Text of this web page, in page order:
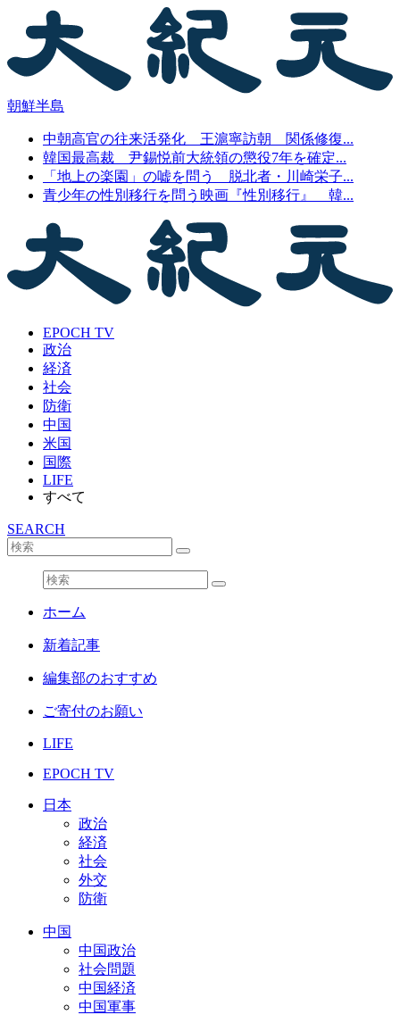
朝鮮半島
中朝高官の往来活発化 王滬寧訪朝 関係修復...
韓国最高裁 尹錫悦前大統領の懲役7年を確定...
「地上の楽園」の嘘を問う 脱北者・川崎栄子...
青少年の性別移行を問う映画『性別移行』 韓...
EPOCH TV
政治
経済
社会
防衛
中国
米国
国際
LIFE
すべて
SEARCH
ホーム
新着記事
編集部のおすすめ
ご寄付のお願い
LIFE
EPOCH TV
日本
政治
経済
社会
外交
防衛
中国
中国政治
社会問題
中国経済
中国軍事